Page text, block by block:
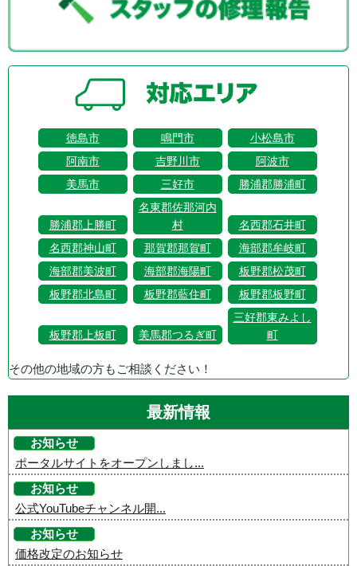
徳島市 鳴門市
小松島市
阿南市
吉野川市
阿波市
美馬市
三好市 勝浦郡勝浦町
勝浦郡上勝町
名東郡佐那河内
村
名西郡石井町
名西郡神山町
那賀郡那賀町
海部郡牟岐町
海部郡美波町
海部郡海陽町
板野郡松茂町
板野郡北島町
板野郡藍住町 板野郡板野町
板野郡上板町 美馬郡つるぎ町
三好郡東みよし
町
その他の地域の方もご相談ください！
最新情報
お知らせ
ポータルサイトをオープンしまし...
お知らせ
公式YouTubeチャンネル開...
お知らせ
価格改定のお知らせ